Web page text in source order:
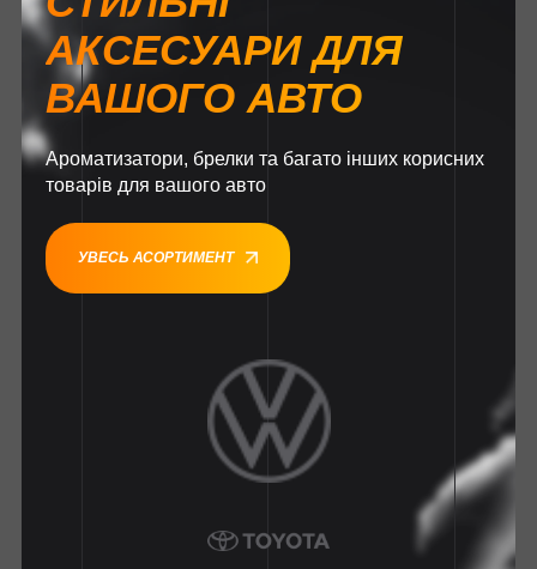
АКСЕСУАРИ ДЛЯ
ВАШОГО АВТО
Ароматизатори, брелки та багато інших корисних
товарів для вашого авто
УВЕСЬ АСОРТИМЕНТ